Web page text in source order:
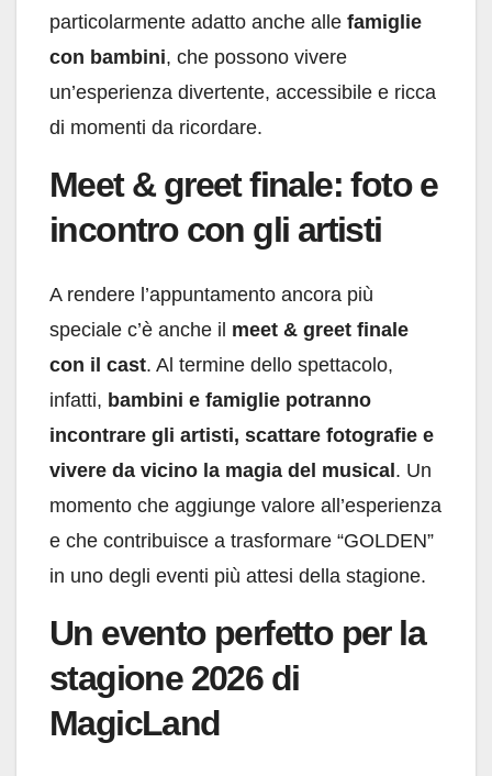
particolarmente adatto anche alle famiglie
con bambini, che possono vivere
un’esperienza divertente, accessibile e ricca
di momenti da ricordare.
Meet & greet finale: foto e
incontro con gli artisti
A rendere l’appuntamento ancora più
speciale c’è anche il meet & greet finale
con il cast. Al termine dello spettacolo,
infatti, bambini e famiglie potranno
incontrare gli artisti, scattare fotografie e
vivere da vicino la magia del musical . Un
momento che aggiunge valore all’esperienza
e che contribuisce a trasformare “GOLDEN”
in uno degli eventi più attesi della stagione.
Un evento perfetto per la
stagione 2026 di
MagicLand